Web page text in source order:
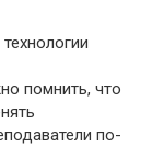
помнить, что
по-